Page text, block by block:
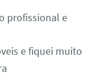
profissional e
e fiquei muito